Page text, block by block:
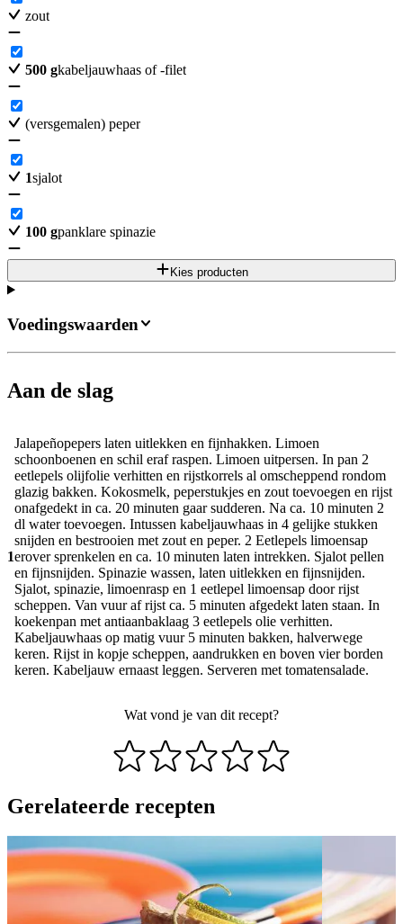
zout
500 gkabeljauwhaas of -filet
(versgemalen) peper
1sjalot
100 gpanklare spinazie
Kies producten
Aan de slag
1
Jalapeñopepers laten uitlekken en fijnhakken. Limoen
schoonboenen en schil eraf raspen. Limoen uitpersen. In pan 2
eetlepels olijfolie verhitten en rijstkorrels al omscheppend rondom
glazig bakken. Kokosmelk, peperstukjes en zout toevoegen en rijst
onafgedekt in ca. 20 minuten gaar sudderen. Na ca. 10 minuten 2
dl water toevoegen. Intussen kabeljauwhaas in 4 gelijke stukken
snijden en bestrooien met zout en peper. 2 Eetlepels limoensap
erover sprenkelen en ca. 10 minuten laten intrekken. Sjalot pellen
en fijnsnijden. Spinazie wassen, laten uitlekken en fijnsnijden.
Sjalot, spinazie, limoenrasp en 1 eetlepel limoensap door rijst
scheppen. Van vuur af rijst ca. 5 minuten afgedekt laten staan. In
koekenpan met antiaanbaklaag 3 eetlepels olie verhitten.
Kabeljauwhaas op matig vuur 5 minuten bakken, halverwege
keren. Rijst in kopje scheppen, aandrukken en boven vier borden
keren. Kabeljauw ernaast leggen. Serveren met tomatensalade.
Wat vond je van dit recept?
Voedingswaarden
Gerelateerde recepten